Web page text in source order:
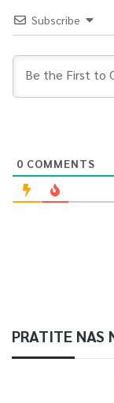
odgovore i
komunikaciji,
saopćenjima“,
Subscribe
0 COMMENTS
PRATITE NAS